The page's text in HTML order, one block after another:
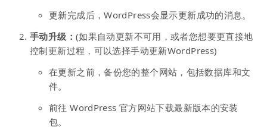
更新完成后，WordPress会显示更新成功的消息。
手动升级： (如果自动更新不可用，或者您想要更直接地
控制更新过程，可以选择手动更新WordPress)
在更新之前，备份您的整个网站，包括数据库和文
件。
前往 WordPress 官方网站下载最新版本的安装
包。